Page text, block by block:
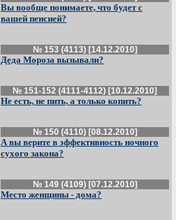
Вы вообще понимаете, что будет с
вашей пенсией?
№ 153 (4113) [14.12.2010]
Деда Мороза вызывали?
№ 151-152 (4111-4112) [10.12.2010]
Не есть, не пить, а только копить?
№ 150 (4110) [08.12.2010]
А вы верите в эффективность ночного
сухого закона?
№ 149 (4109) [07.12.2010]
Место женщины - дома?